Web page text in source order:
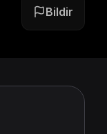
Bildir